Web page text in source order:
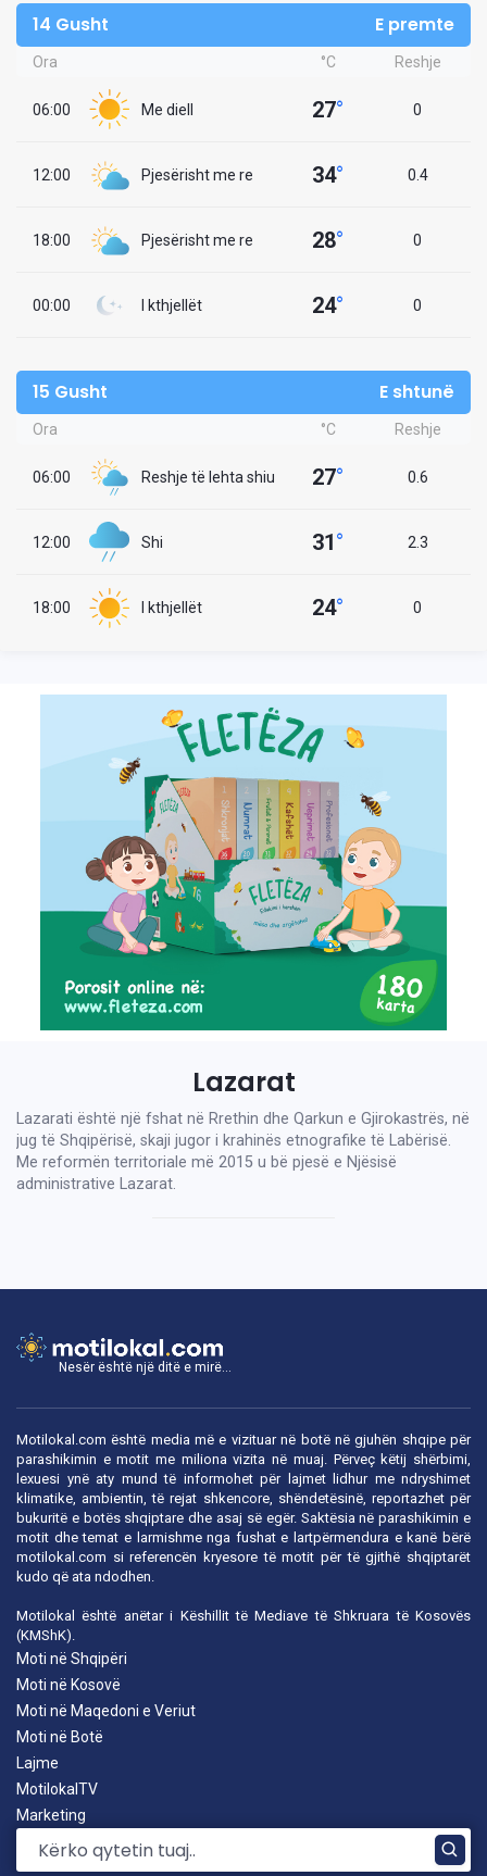
14 Gusht E premte
Ora °C Reshje
06:00 Me diell 27° 0
12:00 Pjesërisht me re 34° 0.4
18:00 Pjesërisht me re 28° 0
00:00 I kthjellët 24° 0
15 Gusht E shtunë
Ora °C Reshje
06:00 Reshje të lehta shiu 27° 0.6
12:00 Shi 31° 2.3
18:00 I kthjellët 24° 0
Lazarat
Lazarati është një fshat në Rrethin dhe Qarkun e Gjirokastrës, në
jug të Shqipërisë, skaji jugor i krahinës etnografike të Labërisë.
Me reformën territoriale më 2015 u bë pjesë e Njësisë
administrative Lazarat.
Nesër është një ditë e mirë...
Motilokal.com është media më e vizituar në botë në gjuhën shqipe për
parashikimin e motit me miliona vizita në muaj. Përveç këtij shërbimi,
lexuesi ynë aty mund të informohet për lajmet lidhur me ndryshimet
klimatike, ambientin, të rejat shkencore, shëndetësinë, reportazhet për
bukuritë e botës shqiptare dhe asaj së egër. Saktësia në parashikimin e
motit dhe temat e larmishme nga fushat e lartpërmendura e kanë bërë
motilokal.com si referencën kryesore të motit për të gjithë shqiptarët
kudo që ata ndodhen.
Motilokal është anëtar i Këshillit të Mediave të Shkruara të Kosovës
(KMShK).
Moti në Shqipëri
Moti në Kosovë
Moti në Maqedoni e Veriut
Moti në Botë
Lajme
MotilokalTV
Marketing